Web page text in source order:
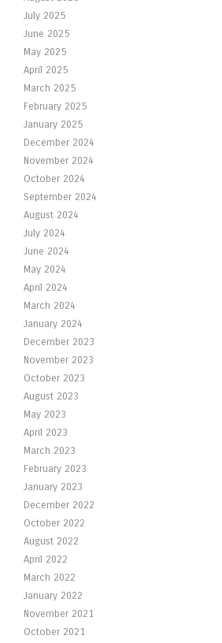
July 2025
June 2025
May 2025
April 2025
March 2025
February 2025
January 2025
December 2024
November 2024
October 2024
September 2024
August 2024
July 2024
June 2024
May 2024
April 2024
March 2024
January 2024
December 2023
November 2023
October 2023
August 2023
May 2023
April 2023
March 2023
February 2023
January 2023
December 2022
October 2022
August 2022
April 2022
March 2022
January 2022
November 2021
October 2021